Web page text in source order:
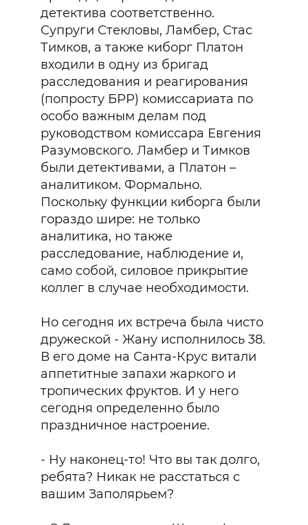
детектива соответственно.
Супруги Стекловы, Ламбер, Стас
Тимков, а также киборг Платон
входили в одну из бригад
расследования и реагирования
(попросту БРР) комиссариата по
особо важным делам под
руководством комиссара Евгения
Разумовского. Ламбер и Тимков
были детективами, а Платон –
аналитиком. Формально.
Поскольку функции киборга были
гораздо шире: не только
аналитика, но также
расследование, наблюдение и,
само собой, силовое прикрытие
коллег в случае необходимости.
Но сегодня их встреча была чисто
дружеской - Жану исполнилось 38.
В его доме на Санта-Крус витали
аппетитные запахи жаркого и
тропических фруктов. И у него
сегодня определенно было
праздничное настроение.
- Ну наконец-то! Что вы так долго,
ребята? Никак не расстаться с
вашим Заполярьем?